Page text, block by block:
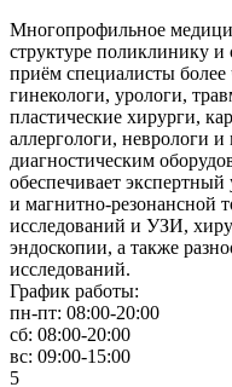
Многопрофильное
структуре поликлинику
приём специалисты
гинекологи, урологи,
пластические хирурги,
аллергологи, неврологи
диагностическим
обеспечивает
и магнитно-резонансной
исследований и УЗИ,
эндоскопии, а также
исследований.
График работы:
пн-пт: 08:00-20:00
сб: 08:00-20:00
вс: 09:00-15:00
5